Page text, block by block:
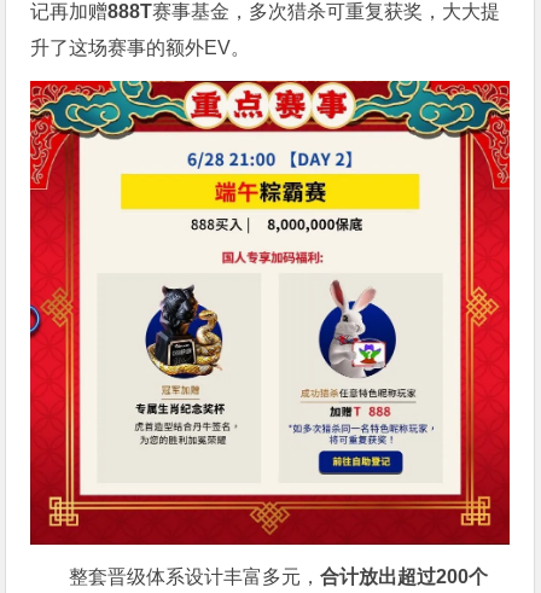
记再加赠888T赛事基金，多次猎杀可重复获奖，大大提
升了这场赛事的额外EV。
整套晋级体系设计丰富多元，合计放出超过200个